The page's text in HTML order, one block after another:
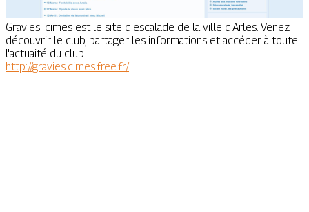
Gravies' cimes est le site d'escalade de la ville d'Arles. Venez
découvrir le club, partager les informations et accéder à toute
l'actuaité du club.
http://gravies.cimes.free.fr/